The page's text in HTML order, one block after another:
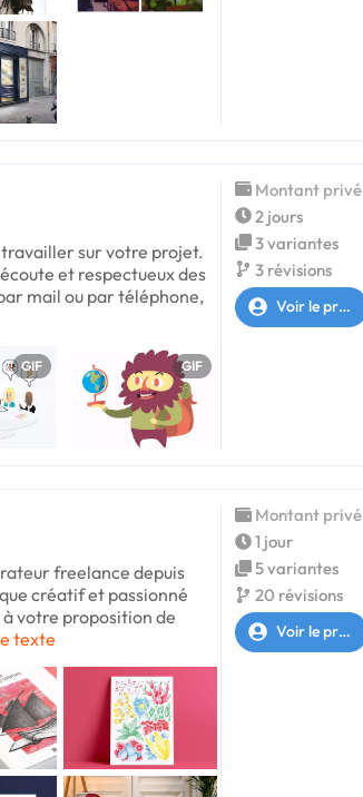
travailler sur votre projet.
et respectueux des
mail ou par téléphone,
GIF GIF
Montant privé
2 jours
3 variantes
3 révisions
Voir le profil
freelance depuis
créatif et passionné
votre proposition de
texte
Montant privé
1 jour
5 variantes
20 révisions
Voir le profil